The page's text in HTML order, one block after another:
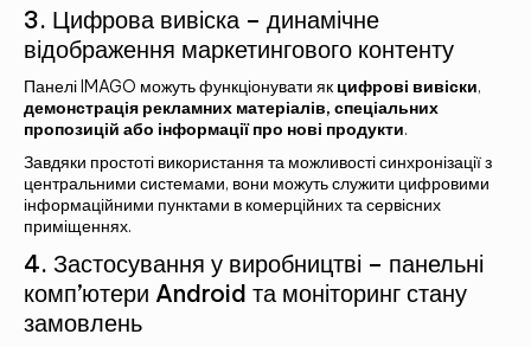
ЗВ'ЯЖІТЬСЯ З НАМИ ТА ДІЗНАЙТЕСЯ
БІЛЬШЕ!
3. Цифрова вивіска – динамічне
відображення маркетингового контенту
Панелі IMAGO можуть функціонувати як цифрові вивіски,
демонстрація рекламних матеріалів, спеціальних
пропозицій або інформації про нові продукти.
Завдяки простоті використання та можливості синхронізації з
центральними системами, вони можуть служити цифровими
інформаційними пунктами в комерційних та сервісних
приміщеннях.
4. Застосування у виробництві – панельні
комп’ютери Android та моніторинг стану
замовлень